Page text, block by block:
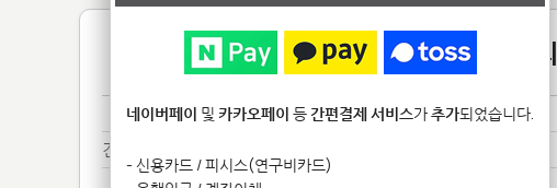
1:1 문
크기***
견적**
네이버페이 및 카카오페이 등간편결제 서비스가추가되었습니다.
- 신용카드 / 피시스(연구비카드)